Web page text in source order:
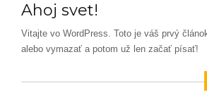
Ahoj svet!
Vitajte vo WordPress. Toto je váš prvý
alebo vymazať a potom už len začať písať!